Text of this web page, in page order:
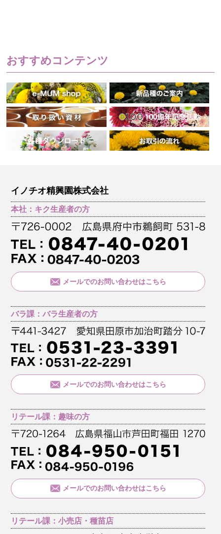
おすすめコンテンツ
イノチオ精興園株式会社
本社：キク生産者の方
メールでのお問い合わせはこちら
バラ課：バラ生産者の方
メールでのお問い合わせはこちら
リテール課：趣味の方
メールでのお問い合わせはこちら
リテール課：小売店・種苗店